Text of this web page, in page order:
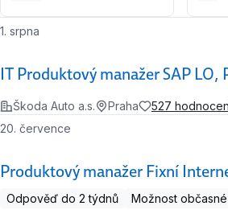
IT Produktový manažer SAP LO,
1. srpna
Škoda Auto a.s. Praha 527
Produktový manažer Fixní
20. července
Odpověď do 2 týdnů
Možnost